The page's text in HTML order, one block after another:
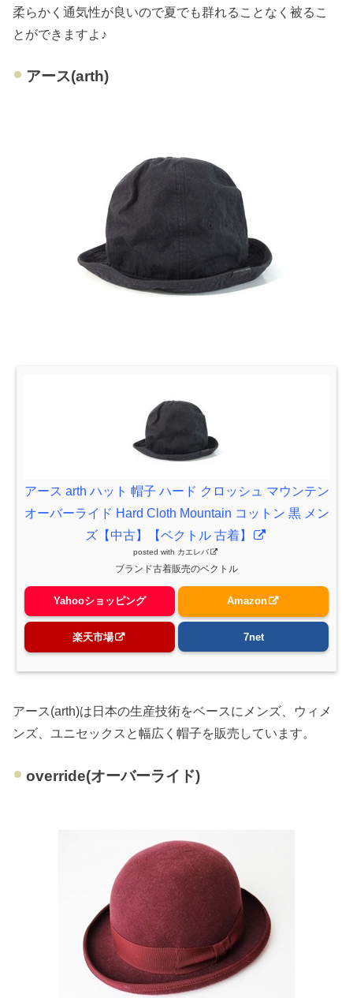
柔らかく通気性が良いので夏でも群れることなく被るこ
とができますよ♪
アース(arth)
アース arth ハット 帽子 ハード クロッシュ マウンテン
オーバーライド Hard Cloth Mountain コットン 黒 メン
ズ【中古】【ベクトル 古着】
posted with カエレバ
ブランド古着販売のベクトル
Yahooショッピング Amazon
楽天市場 7net
アース(arth)は日本の生産技術をベースにメンズ、ウィメ
ンズ、ユニセックスと幅広く帽子を販売しています。
override(オーバーライド)